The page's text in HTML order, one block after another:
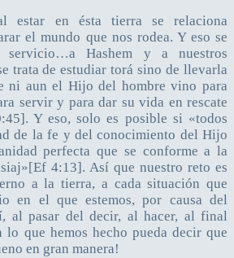
estar en ésta tierra se relaciona
el mundo que nos rodea. Y eso se
Hashem y a nuestros
trata de estudiar torá sino de llevarla
ni aun el Hijo del hombre vino para
servir y para dar su vida en rescate
Y eso, solo es posible si «todos
de la fe y del conocimiento del Hijo
perfecta que se conforme a la
4:13]. Así que nuestro reto es
a la tierra, a cada situación que
en el que estemos, por causa del
al pasar del decir, al hacer, al final
lo que hemos hecho pueda decir que
en gran manera!